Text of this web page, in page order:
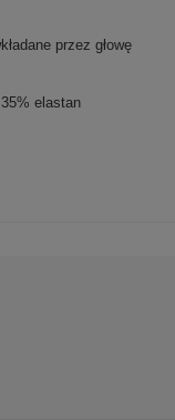
przez głowę
35% elastan